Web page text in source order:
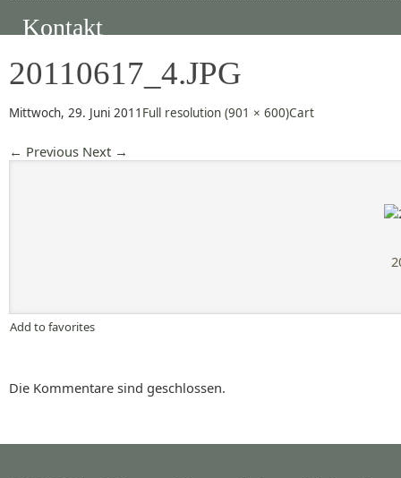
Kontakt
20110617_4.JPG
Mittwoch, 29. Juni 2011 Full resolution (901 × 600)Cart
← Previous Next →
Add to favorites
Die Kommentare sind geschlossen.